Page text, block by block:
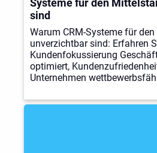
Systeme für den
sind
Warum CRM-Systeme für
unverzichtbar sind: Erfahren
Kundenfokussierung
optimiert,
Unternehmen